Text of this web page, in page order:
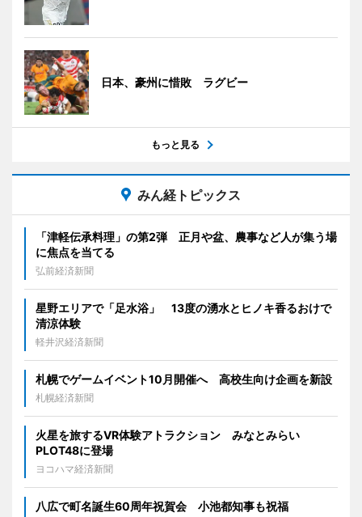
日本、豪州に惜敗 ラグビー
もっと見る
みん経トピックス
「津軽伝承料理」の第2弾 正月や盆、農事など人が集う場
に焦点を当てる
弘前経済新聞
星野エリアで「足水浴」 13度の湧水とヒノキ香るおけで
清涼体験
軽井沢経済新聞
札幌でゲームイベント10月開催へ 高校生向け企画を新設
札幌経済新聞
火星を旅するVR体験アトラクション みなとみらい
PLOT48に登場
ヨコハマ経済新聞
八広で町名誕生60周年祝賀会 小池都知事も祝福